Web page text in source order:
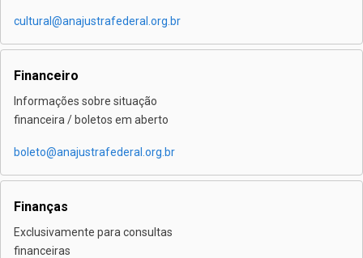
cultural@anajustrafederal.org.br
Financeiro
Informações sobre situação
financeira / boletos em aberto
boleto@anajustrafederal.org.br
Finanças
Exclusivamente para consultas
financeiras